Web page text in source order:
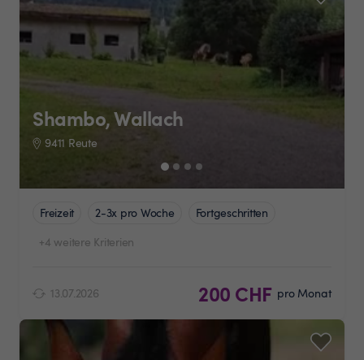
Shambo, Wallach
9411 Reute
Freizeit 2-3x pro Woche
Fortgeschritten
+4 weitere Kriterien
13.07.2026 200 CHF pro Monat